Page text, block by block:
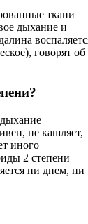
ткани
дыхание и
говорят об
не кашляет,
иного
2 степени –
ни днем, ни